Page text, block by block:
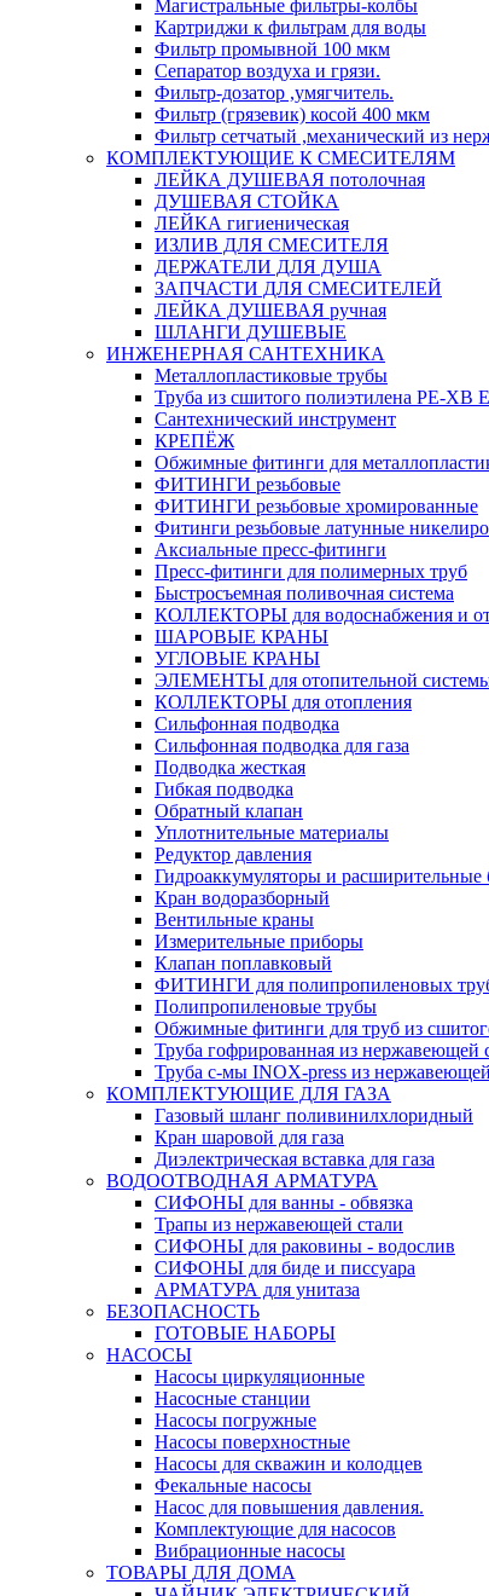
Магистральные фильтры-колбы
Картриджи к фильтрам для воды
Фильтр промывной 100 мкм
Сепаратор воздуха и грязи.
Фильтр-дозатор ,умягчитель.
Фильтр (грязевик) косой 400 мкм
Фильтр сетчатый ,механический из
КОМПЛЕКТУЮЩИЕ К СМЕСИТЕЛЯМ
ЛЕЙКА ДУШЕВАЯ потолочная
ДУШЕВАЯ СТОЙКА
ЛЕЙКА гигиеническая
ИЗЛИВ ДЛЯ СМЕСИТЕЛЯ
ДЕРЖАТЕЛИ ДЛЯ ДУША
ЗАПЧАСТИ ДЛЯ СМЕСИТЕЛЕЙ
ЛЕЙКА ДУШЕВАЯ ручная
ШЛАНГИ ДУШЕВЫЕ
ИНЖЕНЕРНАЯ САНТЕХНИКА
Металлопластиковые трубы
Труба из сшитого полиэтилена PE-XB
Сантехнический инструмент
КРЕПЁЖ
Обжимные фитинги для
ФИТИНГИ резьбовые
ФИТИНГИ резьбовые хромированные
Фитинги резьбовые латунные
Аксиальные пресс-фитинги
Пресс-фитинги для полимерных труб
Быстросъемная поливочная система
КОЛЛЕКТОРЫ для водоснабжения и
ШАРОВЫЕ КРАНЫ
УГЛОВЫЕ КРАНЫ
ЭЛЕМЕНТЫ для отопительной
КОЛЛЕКТОРЫ для отопления
Сильфонная подводка
Cильфонная подводка для газа
Подводка жесткая
Гибкая подводка
Обратный клапан
Уплотнительные материалы
Редуктор давления
Гидроаккумуляторы и расширительные
Кран водоразборный
Вентильные краны
Измерительные приборы
Клапан поплавковый
ФИТИНГИ для полипропиленовых
Полипропиленовые трубы
Обжимные фитинги для труб из
Труба гофрированная из нержавеющей
Труба с-мы INOX-press из
КОМПЛЕКТУЮЩИЕ ДЛЯ ГАЗА
Газовый шланг поливинилхлоридный
Кран шаровой для газа
Диэлектрическая вставка для газа
ВОДООТВОДНАЯ АРМАТУРА
СИФОНЫ для ванны - обвязка
Трапы из нержавеющей стали
СИФОНЫ для раковины - водослив
СИФОНЫ для биде и писсуара
АРМАТУРА для унитаза
БЕЗОПАСНОСТЬ
ГОТОВЫЕ НАБОРЫ
НАСОСЫ
Насосы циркуляционные
Насосные станции
Насосы погружные
Насосы поверхностные
Насосы для скважин и колодцев
Фекальные насосы
Насос для повышения давления.
Комплектующие для насосов
Вибрационные насосы
ТОВАРЫ ДЛЯ ДОМА